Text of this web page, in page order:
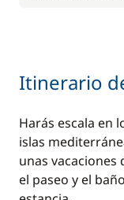
Itinerario
Harás escala en
islas
unas vacaciones
el paseo y el